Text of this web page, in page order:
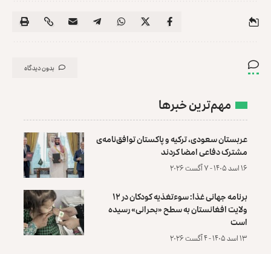
بدون دیدگاه
مهم‌ترین خبرها
عربستان سعودی، ترکیه و پاکستان توافق‌نامه‌ی
مشترک دفاعی امضا کردند
۱۶ اسد ۱۴۰۵ - ۷ آگست ۲۰۲۶
برنامه جهانی غذا: سوءتغذیه کودکان در ۱۲
ولایت افغانستان به سطح «بحرانی» رسیده
است
۱۳ اسد ۱۴۰۵ - ۴ آگست ۲۰۲۶